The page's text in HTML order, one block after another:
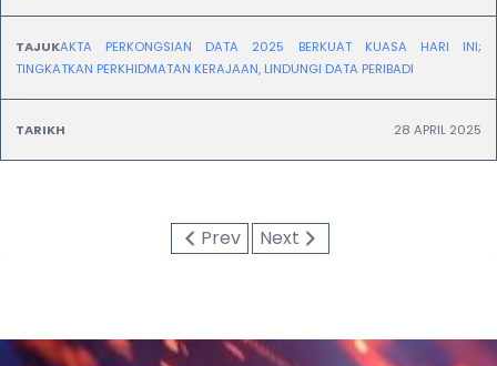
AKTA PERKONGSIAN DATA 2025 BERKUAT KUASA HARI INI;
TINGKATKAN PERKHIDMATAN KERAJAAN, LINDUNGI DATA PERIBADI
28 APRIL 2025
Prev Next